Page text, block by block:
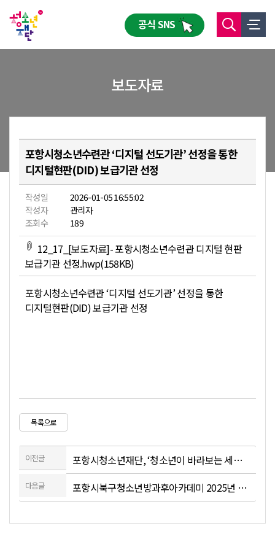
공식 SNS
보도자료
포항시청소년수련관 ‘디지털 선도기관’ 선정을 통한
디지털현판(DID) 보급기관 선정
작성일
2026-01-05 16:55:02
작성자
관리자
조회수
189
12_17_[보도자료]- 포항시청소년수련관 디지털 현판
보급기관 선정.hwp(158KB)
포항시청소년수련관 ‘디지털 선도기관’ 선정을 통한
디지털현판(DID) 보급기관 선정
목록으로
이전글 포항시청소년재단, ‘청소년이 바라보는 세상’ AI 영상 공모전 성료
다음글 포항시북구청소년방과후아카데미 2025년 수료식 개최